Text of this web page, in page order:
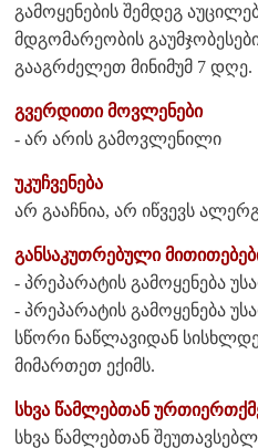
გამოყენების შემდეგ
მდგომარეობის
გააგრძელეთ მინიმუმ 7 დღე.
გვერდითი მოვლენები
- არ არის გამოვლენილი
უკუჩვენება
არ გააჩნია, არ იწვევს
განსაკუთრებული
- პრეპარატის გამოყენება
- პრეპარატის გამოყენება
სწორი ნაწლავიდან
მიმართეთ ექიმს.
სხვა წამლებთან
სხვა წამლებთან